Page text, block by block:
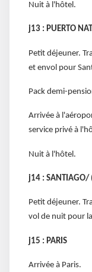
Nuit à l'hôtel.
j13 : PUERTO
Petit déjeuner.
et envol pour
Pack demi-
Arrivée à
service privé à
Nuit à l'hôtel.
j14 : SANTIAGO/
Petit déjeuner.
vol de nuit pour
j15 : PARIS
Arrivée à Paris.